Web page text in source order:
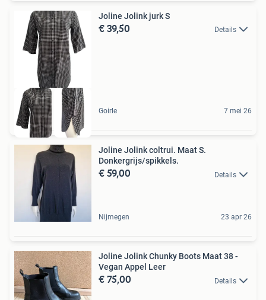
Joline Jolink jurk S
€ 39,50 Details
Goirle 7 mei 26
Joline Jolink coltrui. Maat S.
Donkergrijs/spikkels.
€ 59,00 Details
Nijmegen 23 apr 26
Joline Jolink Chunky Boots Maat 38 -
Vegan Appel Leer
€ 75,00 Details